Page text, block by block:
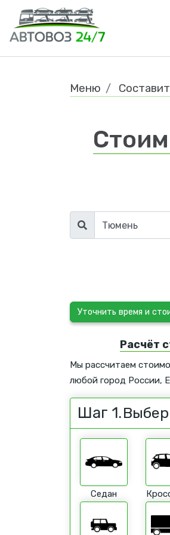
Меню
Уточнить время и
Расчёт
Мы рассчитаем
любой город России,
Шаг 1.
Седан